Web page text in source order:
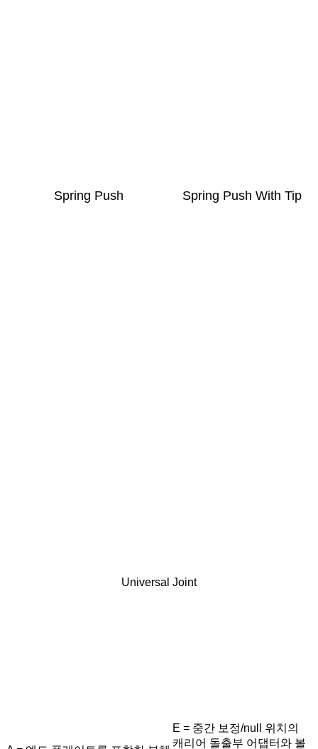
Spring Push Spring Push With Tip
Universal Joint
E = 중간 보정/null 위치의
캐리어 돌출부 어댑터와 볼